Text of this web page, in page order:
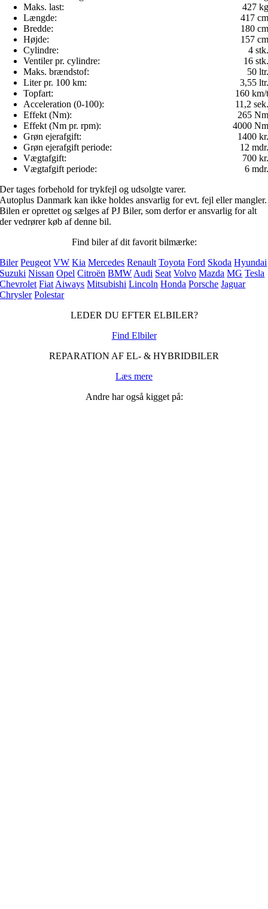
Maks. last:
427 kg
Længde:
417 cm
Bredde:
180 cm
Højde:
157 cm
Cylindre:
4 stk.
Ventiler pr. cylindre:
16 stk.
Maks. brændstof:
50 ltr.
Liter pr. 100 km:
3,55 ltr.
Topfart:
160 km/t
Acceleration (0-100):
11,2 sek.
Effekt (Nm):
265 Nm
Effekt (Nm pr. rpm):
4000 Nm
Grøn ejerafgift:
1400 kr.
Grøn ejerafgift periode:
12 mdr.
Vægtafgift:
700 kr.
Vægtafgift periode:
6 mdr.
Der tages forbehold for trykfejl og udsolgte varer.
Autoplus Danmark kan ikke holdes ansvarlig for evt. fejl eller mangler.
Bilen er oprettet og sælges af PJ Biler, som derfor er ansvarlig for alt
der vedrører køb af denne bil.
Find biler af dit favorit bilmærke:
Biler Peugeot VW Kia Mercedes Renault Toyota Ford Skoda Hyundai
Suzuki Nissan Opel Citroën BMW Audi Seat Volvo Mazda MG Tesla
Chevrolet Fiat Aiways Mitsubishi Lincoln Honda Porsche Jaguar
Chrysler Polestar
LEDER DU EFTER ELBILER?
Find Elbiler
REPARATION AF EL- & HYBRIDBILER
Læs mere
Andre har også kigget på: